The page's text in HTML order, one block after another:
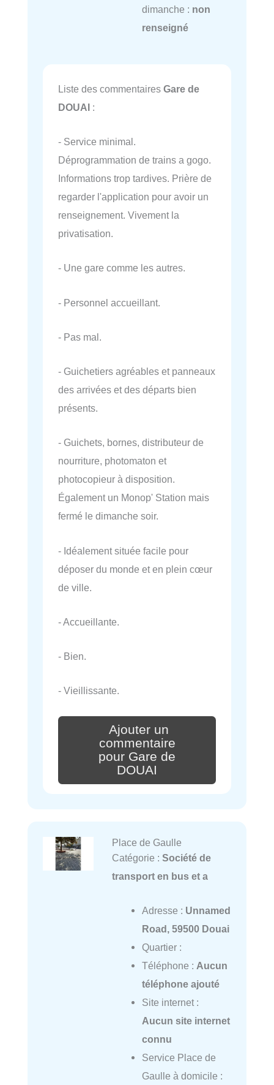
dimanche : non
renseigné
Liste des commentaires Gare de
DOUAI :
- Service minimal.
Déprogrammation de trains a gogo.
Informations trop tardives. Prière de
regarder l'application pour avoir un
renseignement. Vivement la
privatisation.
- Une gare comme les autres.
- Personnel accueillant.
- Pas mal.
- Guichetiers agréables et panneaux
des arrivées et des départs bien
présents.
- Guichets, bornes, distributeur de
nourriture, photomaton et
photocopieur à disposition.
Également un Monop' Station mais
fermé le dimanche soir.
- Idéalement située facile pour
déposer du monde et en plein cœur
de ville.
- Accueillante.
- Bien.
- Vieillissante.
Ajouter un
commentaire
pour Gare de
DOUAI
Place de Gaulle
Catégorie : Société de
transport en bus et a
Adresse : Unnamed
Road, 59500 Douai
Quartier :
Téléphone : Aucun
téléphone ajouté
Site internet :
Aucun site internet
connu
Service Place de
Gaulle à domicile :